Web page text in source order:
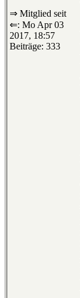
⇒ Mitglied seit
⇐: Mo Apr 03
2017, 18:57
Beiträge: 333